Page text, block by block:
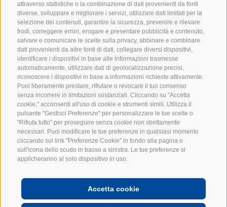
attraverso statistiche o la combinazione di dati provenienti da fonti
diverse, sviluppare e migliorare i servizi, utilizzare dati limitati per la
selezione dei contenuti, garantire la sicurezza, prevenire e rilevare
frodi, correggere errori, erogare e presentare pubblicità e contenuto,
salvare e comunicare le scelte sulla privacy, abbinare e combinare
dati provenienti da altre fonti di dati, collegare diversi dispositivi,
identificare i dispositivi in base alle informazioni trasmesse
automaticamente, utilizzare dati di geolocalizzazione precisi,
riconoscere i dispositivi in base a informazioni richieste attivamente.
Puoi liberamente prestare, rifiutare o revocare il tuo consenso
senza incorrere in limitazioni sostanziali. Cliccando su "Accetta
cookie," acconsenti all'uso di cookie e strumenti simili. Utilizza il
pulsante "Gestisci Preferenze" per personalizzare le tue scelte o
"Rifiuta tutto" per proseguire senza cookie non strettamente
necessari. Puoi modificare le tue preferenze in qualsiasi momento
cliccando sul link "Preferenze Cookie" in fondo alla pagina o
sull'icona dello scudo in basso a sinistra. Le tue preferenze si
applicheranno al solo dispositivo in uso.
Accetta cookie
CALENDARIO
STATS